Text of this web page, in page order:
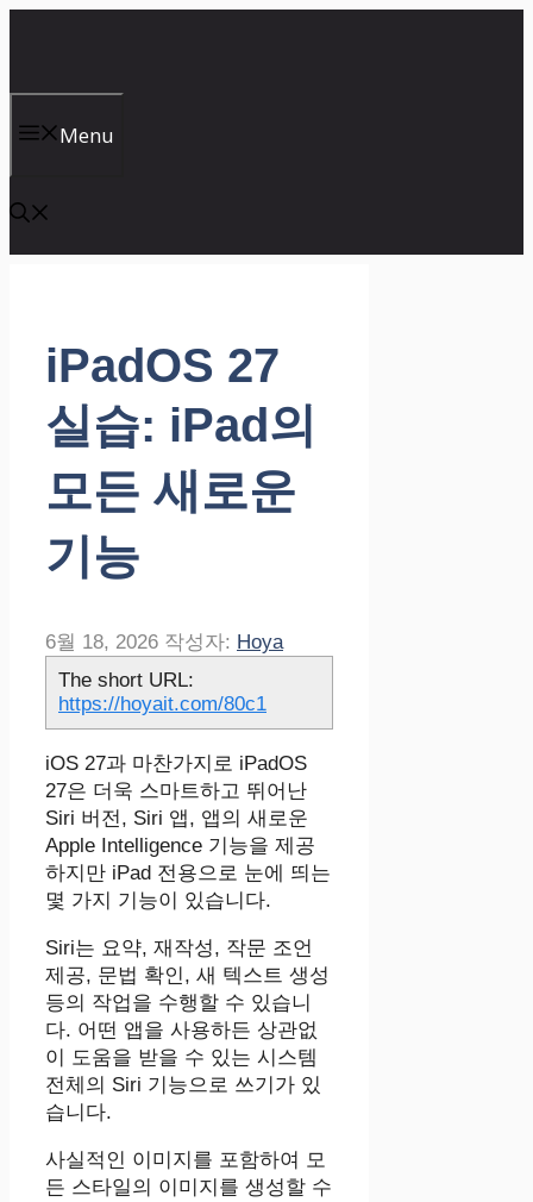
건
기
Menu
iPadOS 27
실습: iPad의
모든 새로운
기능
6월 18, 2026 작성자: Hoya
The short URL:
https://hoyait.com/80c1
iOS 27과 마찬가지로 iPadOS
27은 더욱 스마트하고 뛰어난
Siri 버전, Siri 앱, 앱의 새로운
Apple Intelligence 기능을 제공
하지만 iPad 전용으로 눈에 띄는
몇 가지 기능이 있습니다.
‌Siri‌는 요약, 재작성, 작문 조언
제공, 문법 확인, 새 텍스트 생성
등의 작업을 수행할 수 있습니
다. 어떤 앱을 사용하든 상관없
이 도움을 받을 수 있는 시스템
전체의 Siri 기능으로 쓰기가 있
습니다.
사실적인 이미지를 포함하여 모
든 스타일의 이미지를 생성할 수